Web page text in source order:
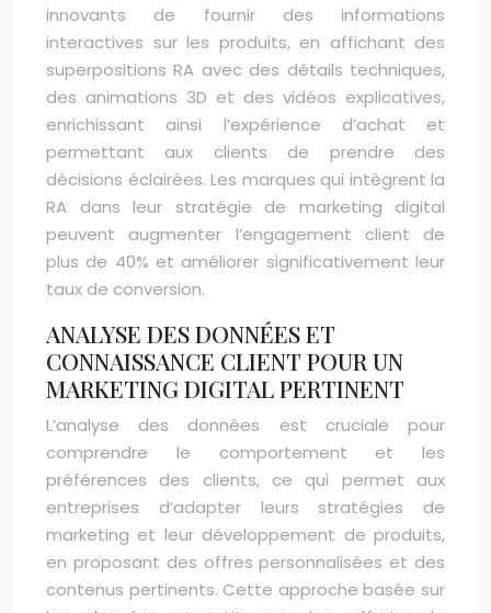
innovants de fournir des informations
interactives sur les produits, en affichant des
superpositions RA avec des détails techniques,
des animations 3D et des vidéos explicatives,
enrichissant ainsi l’expérience d’achat et
permettant aux clients de prendre des
décisions éclairées. Les marques qui intègrent la
RA dans leur stratégie de marketing digital
peuvent augmenter l’engagement client de
plus de 40% et améliorer significativement leur
taux de conversion.
ANALYSE DES DONNÉES ET
CONNAISSANCE CLIENT POUR UN
MARKETING DIGITAL PERTINENT
L’analyse des données est cruciale pour
comprendre le comportement et les
préférences des clients, ce qui permet aux
entreprises d’adapter leurs stratégies de
marketing et leur développement de produits,
en proposant des offres personnalisées et des
contenus pertinents. Cette approche basée sur